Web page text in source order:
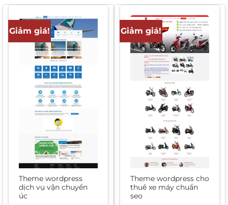
Giảm giá!
Theme wordpress
dịch vụ vận chuyển
úc
Giảm giá!
Theme wordpress cho
thuê xe máy chuẩn
seo